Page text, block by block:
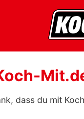
dass du mit